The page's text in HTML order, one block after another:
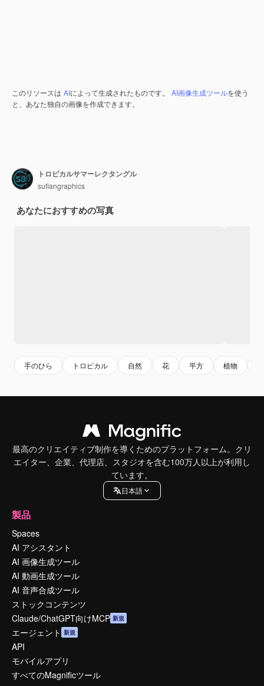
このリソースは AIによって生成されたものです。 AI画像生成ツールを使う
と、あなた独自の画像を作成できます。
トロピカルサマーレクタングル
sufiangraphics
あなたにおすすめの写真
手のひら トロピカル 自然 花 平方 植物
最高のクリエイティブ制作を導くためのプラットフォーム。クリ
エイター、企業、代理店、スタジオを含む100万人以上が利用し
ています。
日本語
製品
Spaces
AI アシスタント
AI 画像生成ツール
AI 動画生成ツール
AI 音声合成ツール
ストックコンテンツ
Claude/ChatGPT向けMCP 新規
エージェント 新規
API
モバイルアプリ
すべてのMagnificツール